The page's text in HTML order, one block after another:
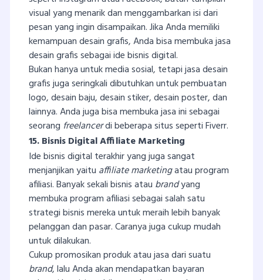
visual yang menarik dan menggambarkan isi dari
pesan yang ingin disampaikan. Jika Anda memiliki
kemampuan desain grafis, Anda bisa membuka jasa
desain grafis sebagai ide bisnis digital.
Bukan hanya untuk media sosial, tetapi jasa desain
grafis juga seringkali dibutuhkan untuk pembuatan
logo, desain baju, desain stiker, desain poster, dan
lainnya. Anda juga bisa membuka jasa ini sebagai
seorang freelancerdi beberapa situs seperti Fiverr.
15. Bisnis Digital Affiliate Marketing
Ide bisnis digital terakhir yang juga sangat
menjanjikan yaitu affiliate marketingatau program
afiliasi. Banyak sekali bisnis atau brandyang
membuka program afiliasi sebagai salah satu
strategi bisnis mereka untuk meraih lebih banyak
pelanggan dan pasar. Caranya juga cukup mudah
untuk dilakukan.
Cukup promosikan produk atau jasa dari suatu
brand, lalu Anda akan mendapatkan bayaran